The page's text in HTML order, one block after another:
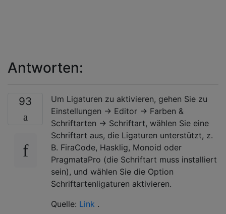
Antworten:
93
Um Ligaturen zu aktivieren, gehen Sie zu
Einstellungen → Editor → Farben &
Schriftarten → Schriftart, wählen Sie eine
Schriftart aus, die Ligaturen unterstützt, z.
B. FiraCode, Hasklig, Monoid oder
PragmataPro (die Schriftart muss installiert
sein), und wählen Sie die Option
Schriftartenligaturen aktivieren.
Quelle: Link .